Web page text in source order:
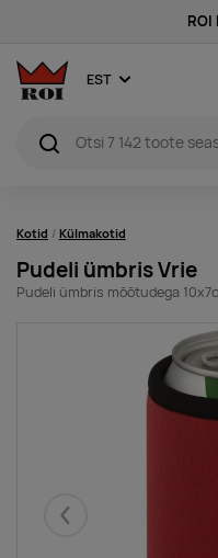
ROI
EST
Kotid Külmakotid
Pudeli ümbris Vrie
Pudeli ümbris mõõtudega
Eelmised